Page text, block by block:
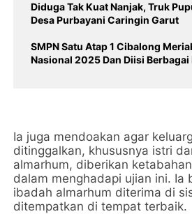
Diduga Tak Kuat Nanjak, Truk
Desa Purbayani Caringin Garut
SMPN Satu Atap 1 Cibalong
Nasional 2025 Dan
Ia juga mendoakan agar
ditinggalkan, khususnya istri
almarhum, diberikan
dalam menghadapi ujian ini. Ia
ibadah almarhum diterima di
ditempatkan di tempat terbaik.